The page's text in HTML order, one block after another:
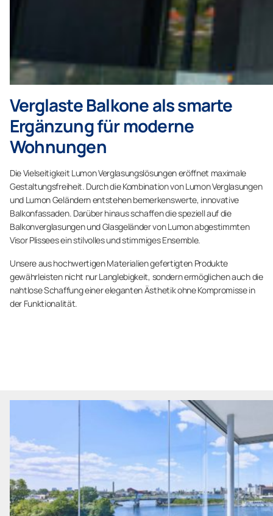
Verglaste Balkone als smarte
Ergänzung für moderne
Wohnungen
Die Vielseitigkeit Lumon Verglasungslösungen eröffnet maximale
Gestaltungsfreiheit. Durch die Kombination von Lumon Verglasungen
und Lumon Geländern entstehen bemerkenswerte, innovative
Balkonfassaden. Darüber hinaus schaffen die speziell auf die
Balkonverglasungen und Glasgeländer von Lumon abgestimmten
Visor Plissees ein stilvolles und stimmiges Ensemble.
Unsere aus hochwertigen Materialien gefertigten Produkte
gewährleisten nicht nur Langlebigkeit, sondern ermöglichen auch die
nahtlose Schaffung einer eleganten Ästhetik ohne Kompromisse in
der Funktionalität.